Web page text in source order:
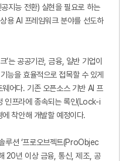
지능 전환) 실현을 필요로 하는
용AI 프레임워크 분야를 선도하
’는 공공기관, 금융, 일반 기업이
기능을 효율적으로 접목할 수 있게
웨어다. 기존 오픈소스 기반 AI 프
인프라에 종속되는 록인(Lock-i
착안해 개발할 예정이다.
루션 ‘프로오브젝트(ProObjec
20년 이상 금융, 통신 ,제조, 공